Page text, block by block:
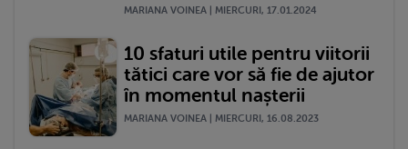
MARIANA VOINEA | MIERCURI, 17.01.2024
10 sfaturi utile pentru viitorii
tătici care vor să fie de ajutor
în momentul nașterii
MARIANA VOINEA | MIERCURI, 16.08.2023